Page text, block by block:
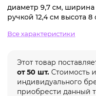
диаметр 9,7 см, ширина
ручкой 12,4 см высота 8
Все характеристики
Этот товар
от 50 шт. Стоимость
индивидуального
приобрести данный